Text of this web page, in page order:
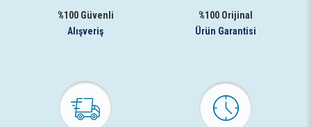
%100 Güvenli
Alışveriş
%100 Orijinal
Ürün Garantisi